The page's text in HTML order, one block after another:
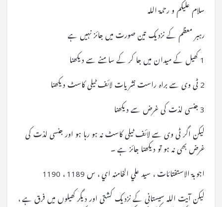
سلام علیکم و رحمۃ اللہ
رہبر معظم کے نزدیک تین صورت میں جائز نہیں ہے
1 کھیل کے میدان میں جا کر کے سامنے سے دیکھنا
2 ٹی وی سے براہ راست نشریات لائف ٹیلی کاسٹ دیکھنا
3 جنسی لذت کی غرض سے دیکھنا
لیکن اگر ٹی وی سے لائف ٹیلی کاسٹ نہ ہو رہا ہو اور جنسی لذت کی
غرض بھی نہ ہو تو دیکھنا جائز ہے ۔
اجوبة الاستفتائات ، سيد علي الخامنه اي ، س 1189 ، 1190
لیکن آیت اللہ سیستانی کے نزدیک کشتی اور دیگر کھیلوں میں فرق ہے ،